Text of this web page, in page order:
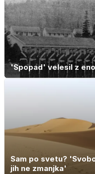
'Spopad' velesil z
Sam po svetu?
jih ne zmanjka'